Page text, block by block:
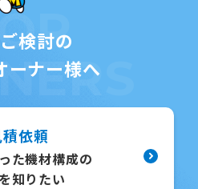
検討の
ーナー様へ
積依頼
た機材構成の
知りたい